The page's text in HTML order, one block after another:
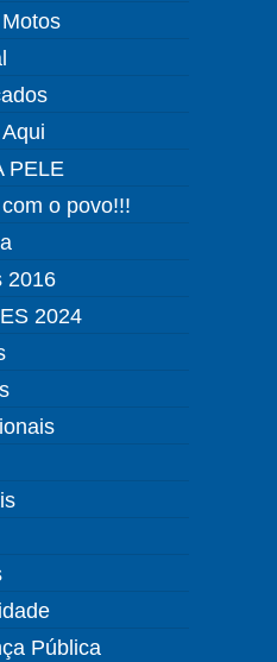
PELE
o povo!!!
2016
2024
Pública